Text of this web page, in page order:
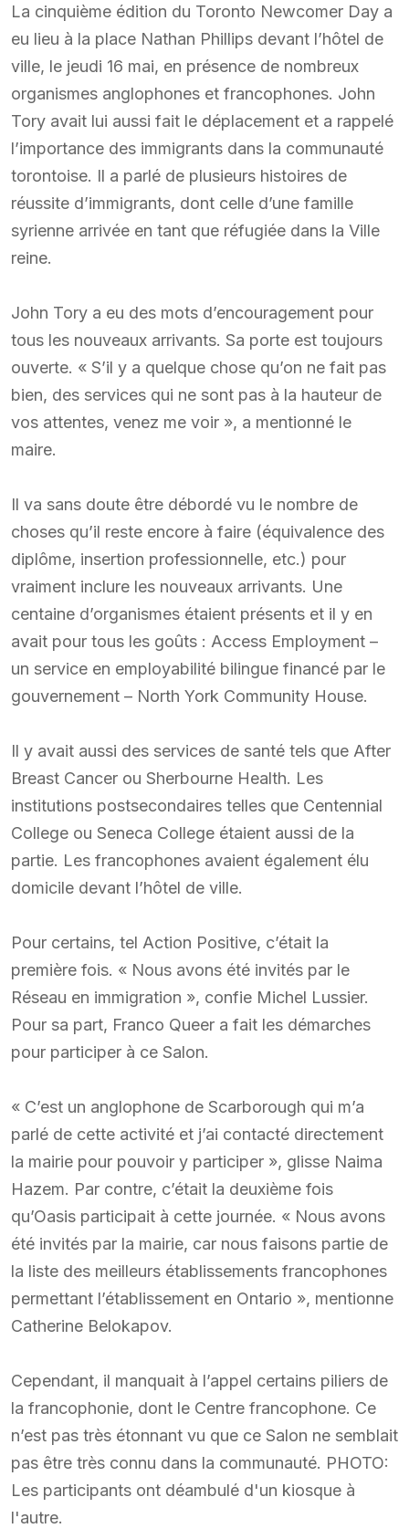
La cinquième édition du Toronto Newcomer Day a
eu lieu à la place Nathan Phillips devant l’hôtel de
ville, le jeudi 16 mai, en présence de nombreux
organismes anglophones et francophones. John
Tory avait lui aussi fait le déplacement et a rappelé
l’importance des immigrants dans la communauté
torontoise. Il a parlé de plusieurs histoires de
réussite d’immigrants, dont celle d’une famille
syrienne arrivée en tant que réfugiée dans la Ville
reine.
John Tory a eu des mots d’encouragement pour
tous les nouveaux arrivants. Sa porte est toujours
ouverte. « S’il y a quelque chose qu’on ne fait pas
bien, des services qui ne sont pas à la hauteur de
vos attentes, venez me voir », a mentionné le
maire.
Il va sans doute être débordé vu le nombre de
choses qu’il reste encore à faire (équivalence des
diplôme, insertion professionnelle, etc.) pour
vraiment inclure les nouveaux arrivants. Une
centaine d’organismes étaient présents et il y en
avait pour tous les goûts : Access Employment –
un service en employabilité bilingue financé par le
gouvernement – North York Community House.
Il y avait aussi des services de santé tels que After
Breast Cancer ou Sherbourne Health. Les
institutions postsecondaires telles que Centennial
College ou Seneca College étaient aussi de la
partie. Les francophones avaient également élu
domicile devant l’hôtel de ville.
Pour certains, tel Action Positive, c’était la
première fois. « Nous avons été invités par le
Réseau en immigration », confie Michel Lussier.
Pour sa part, Franco Queer a fait les démarches
pour participer à ce Salon.
« C’est un anglophone de Scarborough qui m’a
parlé de cette activité et j’ai contacté directement
la mairie pour pouvoir y participer », glisse Naima
Hazem. Par contre, c’était la deuxième fois
qu’Oasis participait à cette journée. « Nous avons
été invités par la mairie, car nous faisons partie de
la liste des meilleurs établissements francophones
permettant l’établissement en Ontario », mentionne
Catherine Belokapov.
Cependant, il manquait à l’appel certains piliers de
la francophonie, dont le Centre francophone. Ce
n’est pas très étonnant vu que ce Salon ne semblait
pas être très connu dans la communauté. PHOTO:
Les participants ont déambulé d'un kiosque à
l'autre.